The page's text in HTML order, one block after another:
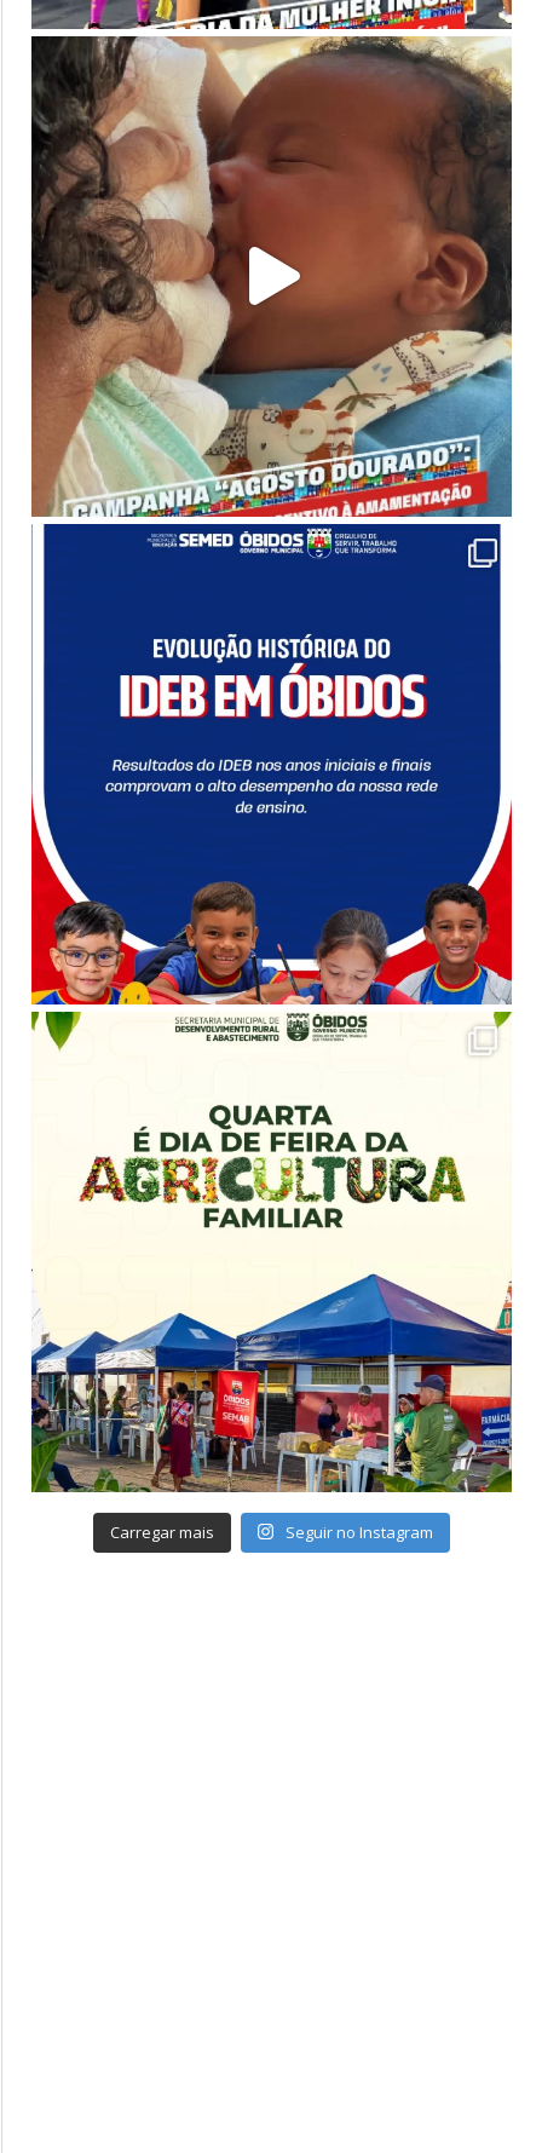
Carregar mais Seguir no Instagram